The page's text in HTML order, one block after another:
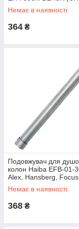
Немає в наявності
364 ₴
Подовжувач для
колон Haiba EFB-01-
Alex, Hansberg,
Milano, Houston
Немає в наявності
368 ₴